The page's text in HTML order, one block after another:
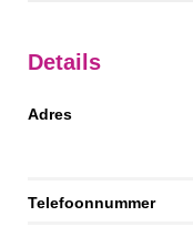
Details
Adres
Telefoonnummer